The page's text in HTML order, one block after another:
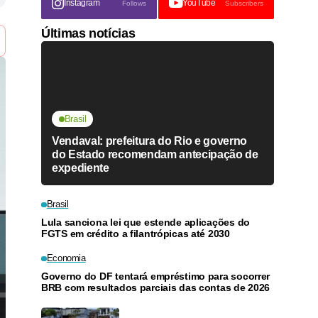
Instagram Follows YouTube Subscribers
Últimas notícias
Brasil
Vendaval: prefeitura do Rio e governo
do Estado recomendam antecipação de
expediente
Brasil
Lula sanciona lei que estende aplicações do
FGTS em crédito a filantrópicas até 2030
Economia
Governo do DF tentará empréstimo para socorrer
BRB com resultados parciais das contas de 2026